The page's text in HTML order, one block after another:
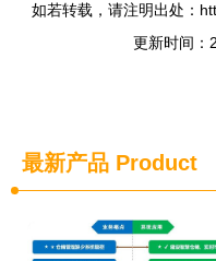
如若转载，请注明出处：
更新时间：
最新产品 Product